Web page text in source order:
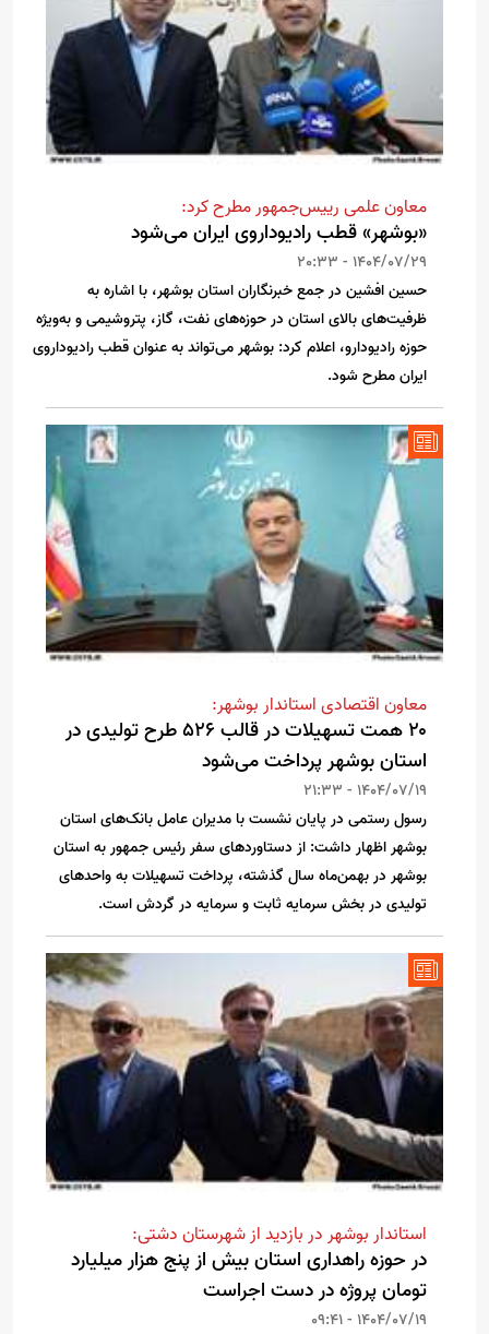
معاون علمی رییس‌جمهور مطرح کرد:
«بوشهر» قطب رادیوداروی ایران می‌شود
1404/07/29 - 20:33
حسین افشین در جمع خبرنگاران استان بوشهر، با اشاره به
ظرفیت‌های بالای استان در حوزه‌های نفت، گاز، پتروشیمی و به‌ویژه
حوزه رادیودارو، اعلام کرد: بوشهر می‌تواند به عنوان قطب رادیوداروی
ایران مطرح شود.
معاون اقتصادی استاندار بوشهر:
۲۰ همت تسهیلات در قالب ۵۲۶ طرح تولیدی در
استان بوشهر پرداخت می‌شود
1404/07/19 - 21:33
رسول رستمی در پایان نشست با مدیران عامل بانک‌های استان
بوشهر اظهار داشت: از دستاوردهای سفر رئیس جمهور به استان
بوشهر در بهمن‌ماه سال گذشته، پرداخت تسهیلات به واحدهای
تولیدی در بخش سرمایه ثابت و سرمایه در گردش است.
استاندار بوشهر در بازدید از شهرستان دشتی:
در حوزه راهداری استان بیش از پنج هزار میلیارد
تومان پروژه در دست اجراست
1404/07/19 - 09:41